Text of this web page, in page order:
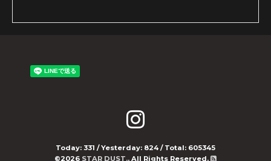
Today: 331 / Yesterday: 824 / Total: 605345
©2026 STAR DUST.. All Rights Reserved.